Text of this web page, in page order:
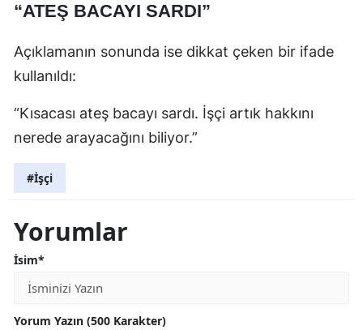
“ATEŞ BACAYI SARDI”
Açıklamanın sonunda ise dikkat çeken bir ifade
kullanıldı:
“Kısacası ateş bacayı sardı. İşçi artık hakkını
nerede arayacağını biliyor.”
#İşçi
Yorumlar
İsim*
Yorum Yazın (500 Karakter)